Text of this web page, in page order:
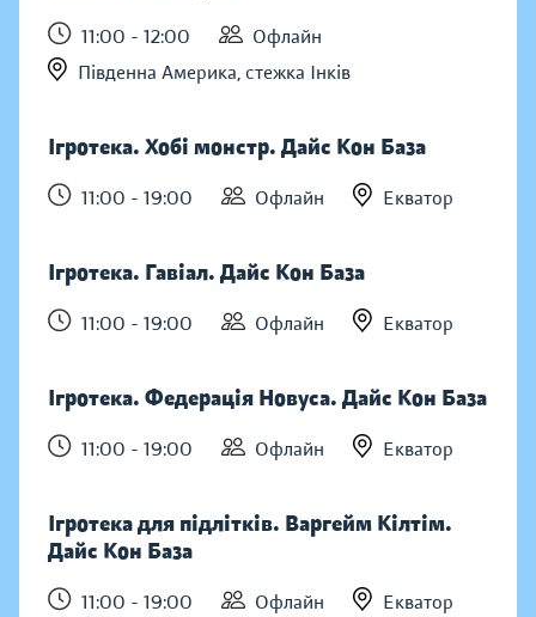
11:00 - 12:00
Офлайн
Південна Америка, стежка Інків
Ігротека. Хобі монстр. Дайс Кон База
11:00 - 19:00 Офлайн Екватор
Ігротека. Гавіал. Дайс Кон База
11:00 - 19:00 Офлайн Екватор
Ігротека. Федерація Новуса. Дайс Кон База
11:00 - 19:00 Офлайн Екватор
Ігротека для підлітків. Варгейм Кілтім.
Дайс Кон База
11:00 - 19:00 Офлайн Екватор